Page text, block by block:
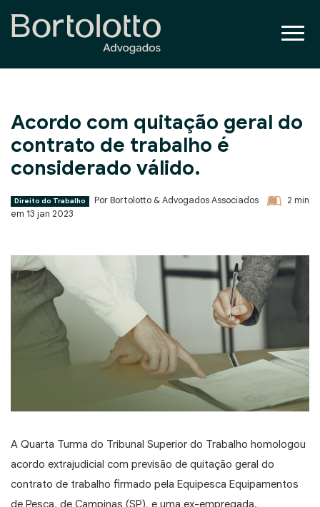
Acordo com quitação geral do
contrato de trabalho é
considerado válido.
Direito do Trabalho
Por Bortolotto & Advogados Associados
em 13 jan 2023
2 min
A Quarta Turma do Tribunal Superior do Trabalho homologou
acordo extrajudicial com previsão de quitação geral do
contrato de trabalho firmado pela Equipesca Equipamentos
de Pesca, de Campinas (SP), e uma ex-empregada.